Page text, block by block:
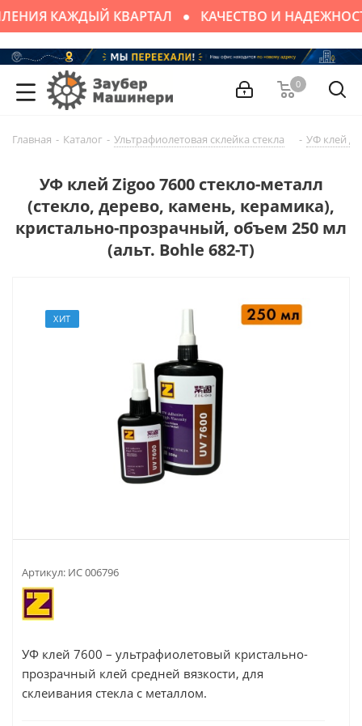
КАЖДЫЙ КВАРТАЛ КАЧЕСТВО И
0
Главная - Каталог - Ультрафиолетовая склейка стекла - УФ клей
УФ клей Zigoo 7600 стекло-металл
(стекло, дерево, камень, керамика),
кристально-прозрачный, объем 250 мл
(альт. Bohle 682-T)
ХИТ
Артикул: ИС 006796
УФ клей 7600 – ультрафиолетовый кристально-
прозрачный клей средней вязкости, для
склеивания стекла с металлом.